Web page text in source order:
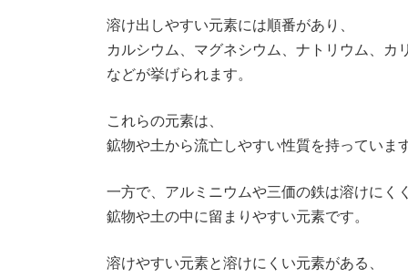
溶け出しやすい元素には順番があり、
カルシウム、マグネシウム、ナトリウム、カ
などが挙げられます。
これらの元素は、
鉱物や土から流亡しやすい性質を持っています
一方で、アルミニウムや三価の鉄は溶けにくく
鉱物や土の中に留まりやすい元素です。
溶けやすい元素と溶けにくい元素がある、